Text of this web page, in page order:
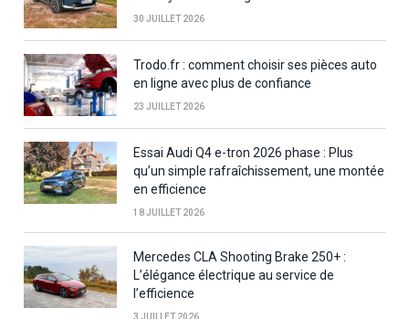
30 JUILLET 2026
Trodo.fr : comment choisir ses pièces auto
en ligne avec plus de confiance
23 JUILLET 2026
Essai Audi Q4 e-tron 2026 phase : Plus
qu’un simple rafraîchissement, une montée
en efficience
18 JUILLET 2026
Mercedes CLA Shooting Brake 250+ :
L’élégance électrique au service de
l’efficience
3 JUILLET 2026